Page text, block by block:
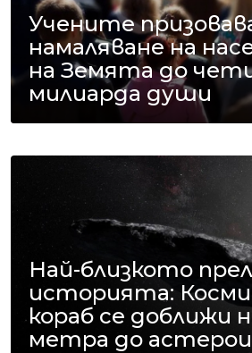
Учените
намаляване на
на Земята до
милиарда души
Най-близкото
историята:
кораб се доближи
метра до